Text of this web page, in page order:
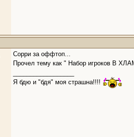
Сорри за оффтоп...
Прочел тему как " Набор игроков В
Я бдю и "бдя" моя страшна!!!!